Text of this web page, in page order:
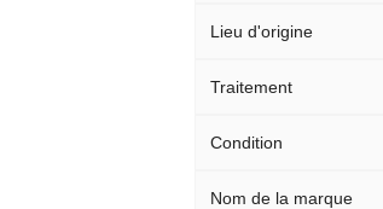
Lieu d'origine
Traitement
Condition
Nom de la marque